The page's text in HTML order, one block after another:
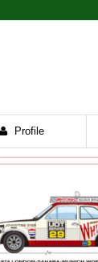
Profile